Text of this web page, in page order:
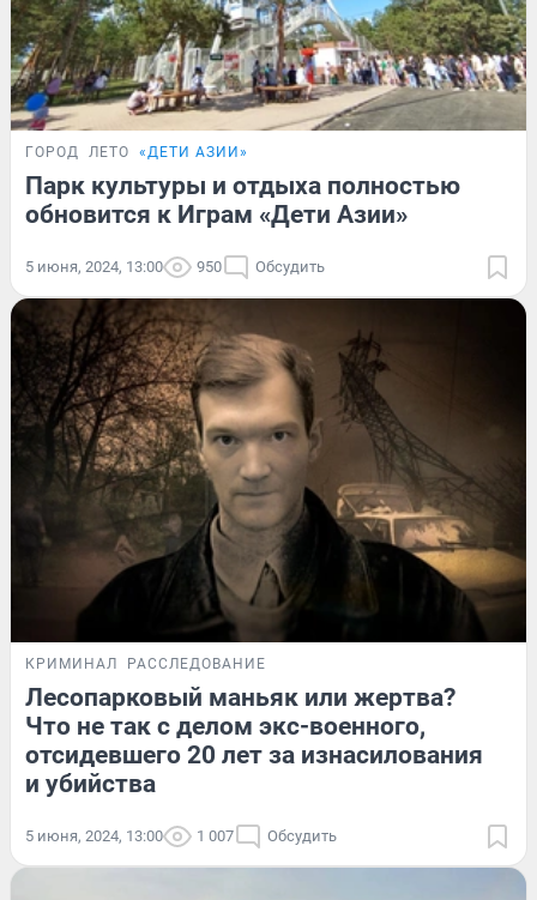
ГОРОД ЛЕТО «ДЕТИ АЗИИ»
Парк культуры и отдыха полностью
обновится к Играм «Дети Азии»
5 июня, 2024, 13:00 950 Обсудить
КРИМИНАЛ РАССЛЕДОВАНИЕ
Лесопарковый маньяк или жертва?
Что не так с делом экс-военного,
отсидевшего 20 лет за изнасилования
и убийства
5 июня, 2024, 13:00 1 007 Обсудить